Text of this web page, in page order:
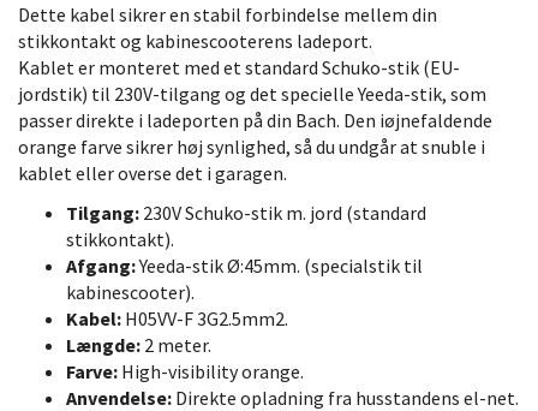
Dette kabel sikrer en stabil forbindelse mellem din
stikkontakt og kabinescooterens ladeport.
Kablet er monteret med et standard Schuko-stik (EU-
jordstik) til 230V-tilgang og det specielle Yeeda-stik, som
passer direkte i ladeporten på din Bach. Den iøjnefaldende
orange farve sikrer høj synlighed, så du undgår at snuble i
kablet eller overse det i garagen.
Tilgang: 230V Schuko-stik m. jord (standard
stikkontakt).
Afgang:Yeeda-stik Ø:45mm. (specialstik til
kabinescooter).
Kabel: H05VV-F 3G2.5mm2.
Længde: 2 meter.
Farve: High-visibility orange.
Anvendelse: Direkte opladning fra husstandens el-net.